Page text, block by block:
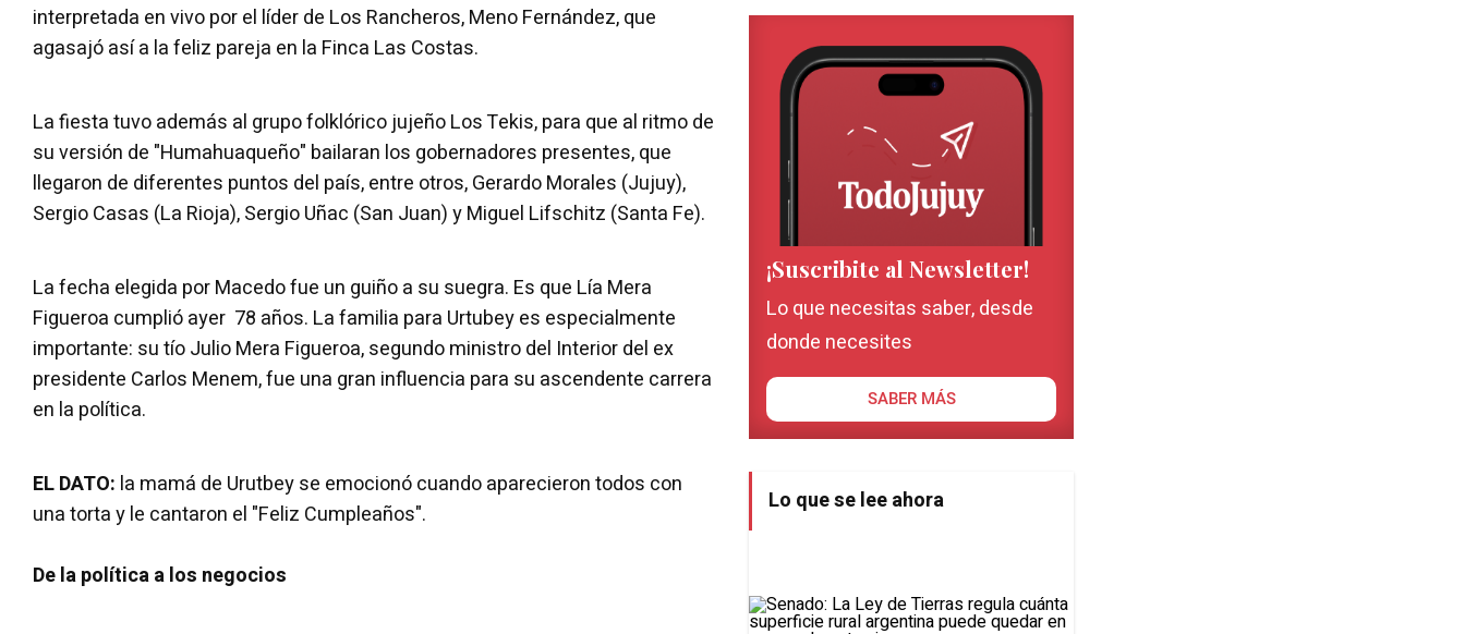
interpretada en vivo por el líder de Los Rancheros, Meno Fernández, que
agasajó así a la feliz pareja en la Finca Las Costas.
La fiesta tuvo además al grupo folklórico jujeño Los Tekis, para que al ritmo de
su versión de "Humahuaqueño" bailaran los gobernadores presentes, que
llegaron de diferentes puntos del país, entre otros, Gerardo Morales (Jujuy),
Sergio Casas (La Rioja), Sergio Uñac (San Juan) y Miguel Lifschitz (Santa Fe).
La fecha elegida por Macedo fue un guiño a su suegra. Es que Lía Mera
Figueroa cumplió ayer 78 años. La familia para Urtubey es especialmente
importante: su tío Julio Mera Figueroa, segundo ministro del Interior del ex
presidente Carlos Menem, fue una gran influencia para su ascendente carrera
en la política.
EL DATO: la mamá de Urutbey se emocionó cuando aparecieron todos con
una torta y le cantaron el "Feliz Cumpleaños".
De la política a los negocios
¡Suscribite al Newsletter!
Lo que necesitas saber, desde
donde necesites
SABER MÁS
Lo que se lee ahora